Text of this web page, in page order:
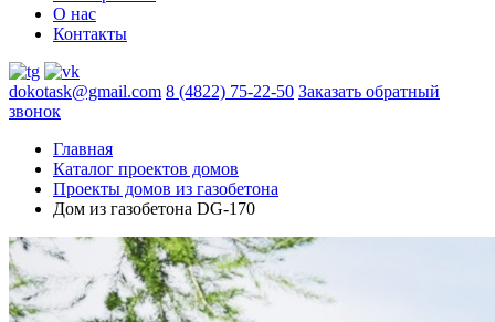
О нас
Контакты
dokotask@gmail.com 8 (4822) 75-22-50 Заказать обратный
звонок
Главная
Каталог проектов домов
Проекты домов из газобетона
Дом из газобетона DG-170